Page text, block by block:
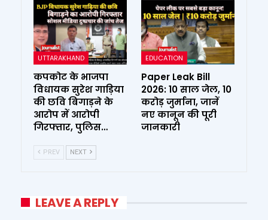
UTTARAKHAND
कपकोट के भाजपा
विधायक सुरेश गाड़िया
की छवि बिगाड़ने के
आरोप में आरोपी
गिरफ्तार, पुलिस…
EDUCATION
Paper Leak Bill
2026: 10 साल जेल, ₹10
करोड़ जुर्माना, जानें
नए कानून की पूरी
जानकारी
PREV NEXT
LEAVE A REPLY